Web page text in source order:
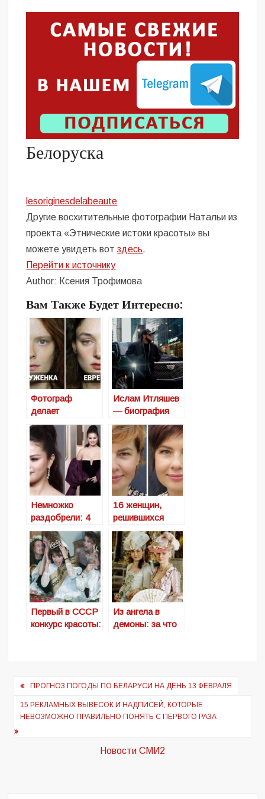
Белоруска
lesoriginesdelabeaute
Другие восхитительные фотографии Натальи из
проекта «Этнические истоки красоты» вы
можете увидеть вотздесь.
Перейти к источнику
Author: Ксения Трофимова
Вам Также Будет Интересно:
Фотограф
делает
потрясающие
женские
портреты,
которые
представляют
уникальную
красоту всех
этносов мира
Ислам Итляшев
— биография
исполнителя
хита «Ай яй яй»
Немножко
раздобрели: 4
мировые дивы
набравшие вес и
растерявшие
былую красоту
16 женщин,
решившихся
поучаствовать в
проекте «Слепое
преображение»,
который
превратил их в
новых людей
Первый в СССР
конкурс красоты:
Из ангела в
демоны: за что
Навигация
по
записям
ПРОГНОЗ ПОГОДЫ ПО БЕЛАРУСИ НА ДЕНЬ 13 ФЕВРАЛЯ
15 РЕКЛАМНЫХ ВЫВЕСОК И НАДПИСЕЙ, КОТОРЫЕ
НЕВОЗМОЖНО ПРАВИЛЬНО ПОНЯТЬ С ПЕРВОГО РАЗА
Новости СМИ2